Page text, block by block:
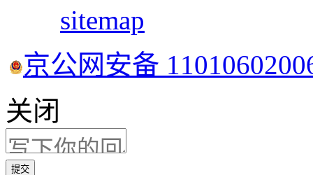
sitemap
京公网安备
关闭
提交